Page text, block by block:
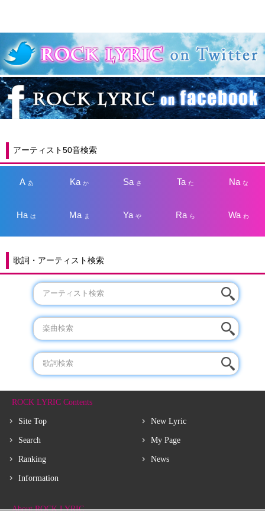
アーティスト50音検索
A あ Kaか Sa さ Taた Na な
Haは Ma ま Yaや Ra ら Wa わ
歌詞・アーティスト検索
ROCK LYRIC Contents
Site Top
Search
Ranking
Information
New Lyric
My Page
News
About ROCK LYRIC